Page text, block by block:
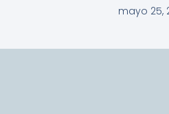
mayo 25,